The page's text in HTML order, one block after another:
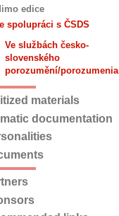
edice
spolupráci s ČSDS
Ve službách česko-
slovenského
porozumění/porozumenia
materials
documentation